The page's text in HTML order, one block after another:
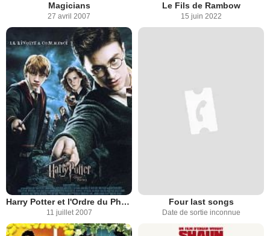
Magicians
27 avril 2007
Le Fils de Rambow
15 juin 2022
Harry Potter et l'Ordre du Phénix
11 juillet 2007
Four last songs
Date de sortie inconnue